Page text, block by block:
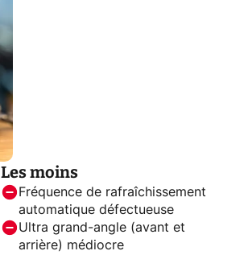
Les moins
Fréquence de rafraîchissement
automatique défectueuse
Ultra grand-angle (avant et
arrière) médiocre